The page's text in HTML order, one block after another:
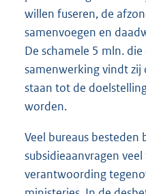
willen fuseren, de
samenvoegen en
De schamele 5 mln.
samenwerking vindt
staan tot de
worden.
Veel bureaus
subsidieaanvragen
verantwoording